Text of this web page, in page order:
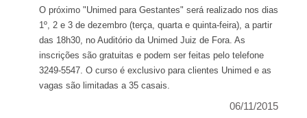
O próximo "Unimed para Gestantes" será realizado nos dias
1º, 2 e 3 de dezembro (terça, quarta e quinta-feira), a partir
das 18h30, no Auditório da Unimed Juiz de Fora. As
inscrições são gratuitas e podem ser feitas pelo telefone
3249-5547. O curso é exclusivo para clientes Unimed e as
vagas são limitadas a 35 casais.
06/11/2015